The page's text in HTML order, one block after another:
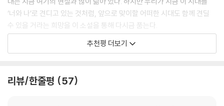
며 허우적거리던 울림은 죽어 가는 몸에서 긴급히 빠져나온다. 그러나 끝
내 가상 현실 ‘낙원’에서 사망 통보를 받는다.
“현울림 님께서는 긴급 브링 오일을 사용해 공유 신체에서 혼만 빠져나왔
으며, 낙원 시스템으로 돌아온 지 50시간이 지났습니다. 현울림 님의 사망
로운 신체가 배정될 예정입니다.”
‘너와 나’로 견디고 있는 것처럼, 앞으로 맞이할 어떠한 시대도 함께 견딜
수 있을 거라는 희망을 이 소설을 통해 다시금 품는다.
시작하는 이 소설의 대담함에 놀랐다는 말을 꼭 하고 싶다. 한 세계관을 무
추천평 더보기
리뷰/한줄평 57